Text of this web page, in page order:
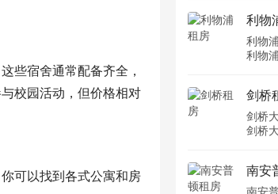
些宿舍通常配备齐全，
校园活动，但价格相对
可以找到各式公寓和房
利物
利物
利物
剑桥
剑桥
剑桥
南安